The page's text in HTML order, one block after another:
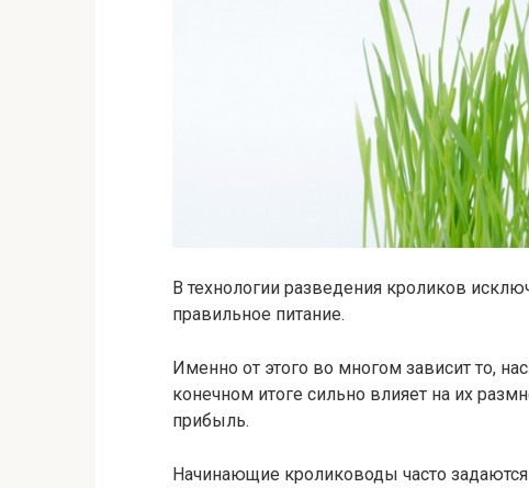
В технологии разведения кроликов
правильное питание.
Именно от этого во многом зависит то,
конечном итоге сильно влияет на их
прибыль.
Начинающие кролиководы часто